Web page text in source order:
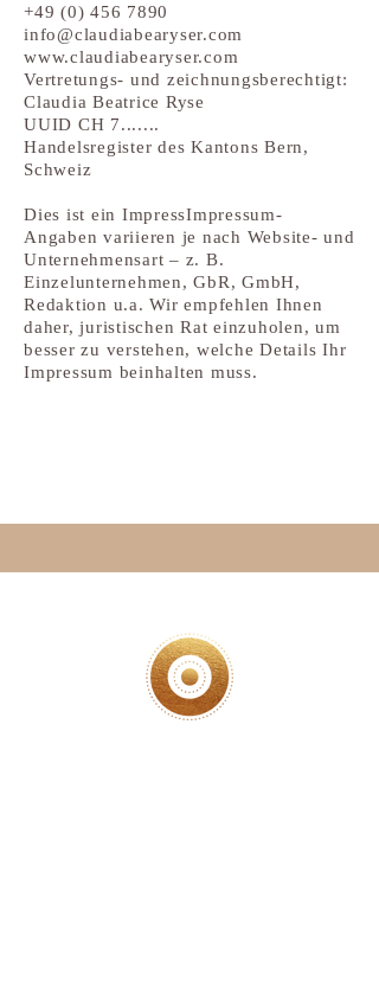
+49 (0) 456 7890
info@claudiabearyser.com
www.claudiabearyser.com
Vertretungs- und zeichnungsberechtigt:
Claudia Beatrice Ryse
UUID CH 7.......
Handelsregister des Kantons Bern,
Schweiz
Dies ist ein ImpressImpressum-
Angaben variieren je nach Website- und
Unternehmensart – z. B.
Einzelunternehmen, GbR, GmbH,
Redaktion u.a. Wir empfehlen Ihnen
daher, juristischen Rat einzuholen, um
besser zu verstehen, welche Details Ihr
Impressum beinhalten muss.